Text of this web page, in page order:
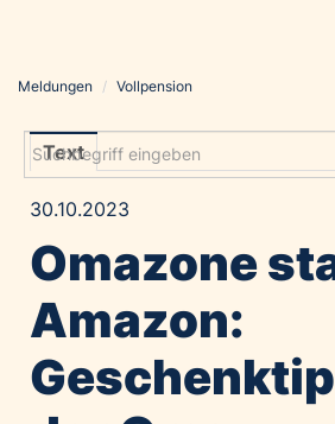
Grayling Agentur
Alawyer
Amadeus Austrian Music Awards
Constantia Flexibles
Costa Kreuzfahrten
Meldungen / Vollpension
Text
30.10.2023
Omazone
Amazon: